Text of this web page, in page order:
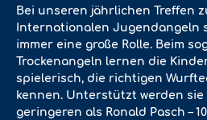
Bei unseren jährlichen Treffen
Internationalen Jugendangeln
immer eine große Rolle. Beim
Trockenangeln lernen die
spielerisch, die richtigen
kennen. Unterstützt werden sie
geringeren als Ronald Pasch –